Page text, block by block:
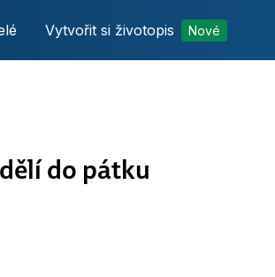
Vytvořit si životopis Nové
do pátku